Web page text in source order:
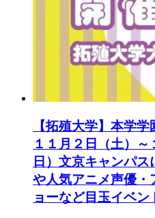
【拓殖大学】本学
１１月２日（土）
日）文京キャンパ
や人気アニメ声優・
ョーなど目玉イベン